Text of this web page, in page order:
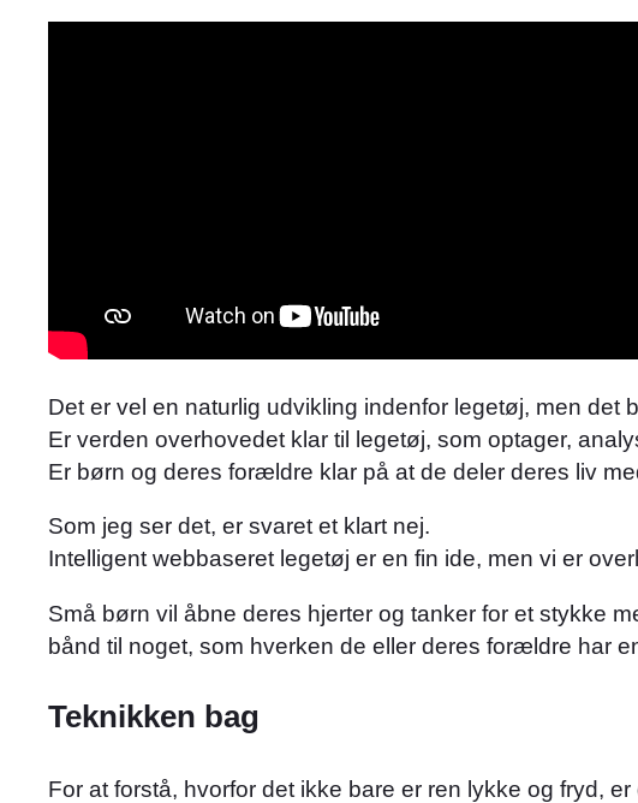
Det er vel en naturlig udvikling indenfor legetøj, men
Er verden overhovedet klar til legetøj, som optager,
Er børn og deres forældre klar på at de deler deres liv
Som jeg ser det, er svaret et klart nej.
Intelligent webbaseret legetøj er en fin ide, men vi er
Små børn vil åbne deres hjerter og tanker for et stykke
bånd til noget, som hverken de eller deres forældre har
Teknikken bag
For at forstå, hvorfor det ikke bare er ren lykke og fryd,